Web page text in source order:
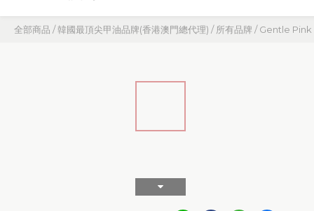
全部商品 /韓國最頂尖甲油品牌(香港澳門總代理) /所有品牌 /Gentle Pink